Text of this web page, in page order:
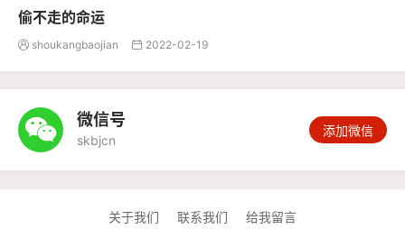
偷不走的命运
 shoukangbaojian  2022-02-19
 微信号
skbjcn
添加微信
关于我们 联系我们 给我留言